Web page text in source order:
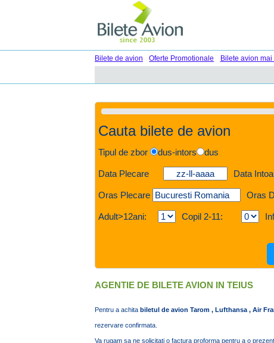
Bilete de avion
Oferte Promotionale Bilete avion
Cauta bilete de avion
Tipul de zbor dus-intors dus
Data Plecare Data
Oras Plecare Oras
Adult>12ani: Copil 2-11:
AGENTIE DE BILETE AVION IN TEIUS
Pentru a achita biletul de avion Tarom , Lufthansa , Air
rezervare confirmata.
Va rugam sa ne solicitati o factura proforma pentru a o